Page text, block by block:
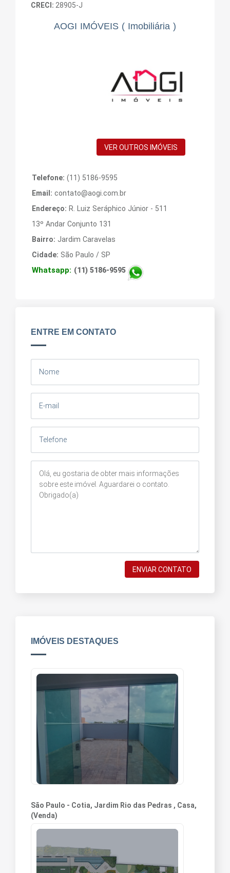
CRECI: 28905-J
AOGI IMÓVEIS ( Imobiliária )
VER OUTROS IMÓVEIS
Telefone: (11) 5186-9595
Email: contato@aogi.com.br
Endereço: R. Luiz Seráphico Júnior - 511
13º Andar Conjunto 131
Bairro: Jardim Caravelas
Cidade: São Paulo / SP
Whatsapp: (11) 5186-9595
ENTRE EM CONTATO
ENVIAR CONTATO
IMÓVEIS DESTAQUES
São Paulo - Cotia, Jardim Rio das Pedras , Casa,
(Venda)